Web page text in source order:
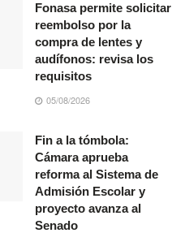
Fonasa permite solicitar
reembolso por la
compra de lentes y
audífonos: revisa los
requisitos
05/08/2026
Fin a la tómbola:
Cámara aprueba
reforma al Sistema de
Admisión Escolar y
proyecto avanza al
Senado